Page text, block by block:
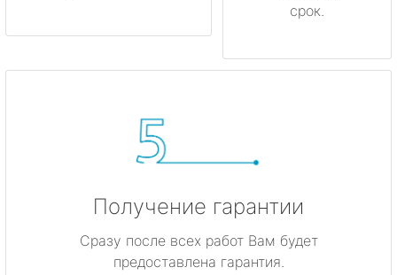
срок.
Получение гарантии
Сразу после всех работ Вам будет
предоставлена гарантия.